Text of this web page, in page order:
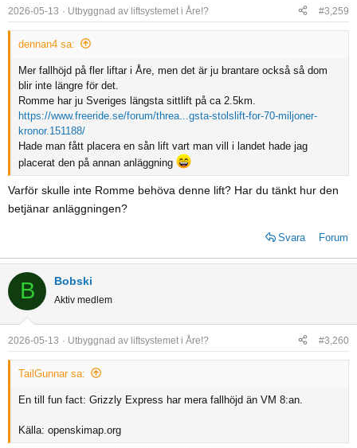
o
n
2026-05-13 Utbyggnad av liftsystemet i Åre!? #3,259
dennan4 sa:
Mer fallhöjd på fler liftar i Åre, men det är ju brantare också så dom
blir inte längre för det.
Romme har ju Sveriges längsta sittlift på ca 2.5km.
https://www.freeride.se/forum/threa...gsta-stolslift-for-70-miljoner-
kronor.151188/
Hade man fått placera en sån lift vart man vill i landet hade jag
placerat den på annan anläggning
Varför skulle inte Romme behöva denne lift? Har du tänkt hur den
betjänar anläggningen?
Svara Forum
B Bobski
Aktiv medlem
2026-05-13 Utbyggnad av liftsystemet i Åre!? #3,260
TailGunnar sa:
En till fun fact: Grizzly Express har mera fallhöjd än VM 8:an.
Källa: openskimap.org